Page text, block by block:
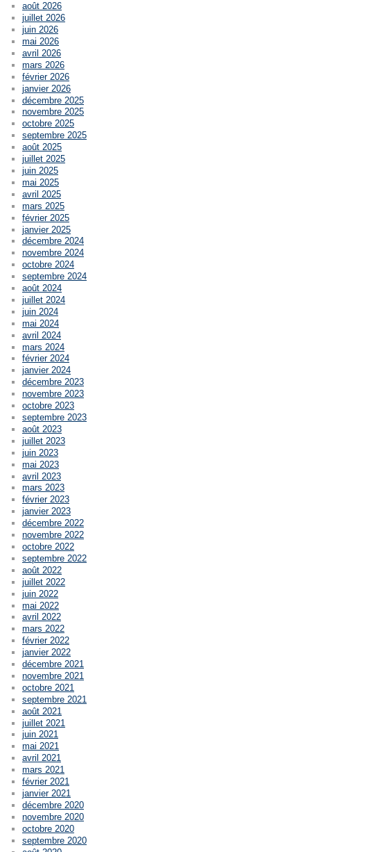
août 2026
juillet 2026
juin 2026
mai 2026
avril 2026
mars 2026
février 2026
janvier 2026
décembre 2025
novembre 2025
octobre 2025
septembre 2025
août 2025
juillet 2025
juin 2025
mai 2025
avril 2025
mars 2025
février 2025
janvier 2025
décembre 2024
novembre 2024
octobre 2024
septembre 2024
août 2024
juillet 2024
juin 2024
mai 2024
avril 2024
mars 2024
février 2024
janvier 2024
décembre 2023
novembre 2023
octobre 2023
septembre 2023
août 2023
juillet 2023
juin 2023
mai 2023
avril 2023
mars 2023
février 2023
janvier 2023
décembre 2022
novembre 2022
octobre 2022
septembre 2022
août 2022
juillet 2022
juin 2022
mai 2022
avril 2022
mars 2022
février 2022
janvier 2022
décembre 2021
novembre 2021
octobre 2021
septembre 2021
août 2021
juillet 2021
juin 2021
mai 2021
avril 2021
mars 2021
février 2021
janvier 2021
décembre 2020
novembre 2020
octobre 2020
septembre 2020